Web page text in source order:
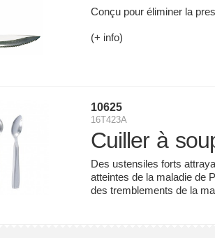
Conçu pour éliminer la
(+ info)
10625
16T423A
Cuiller à
Des ustensiles forts
atteintes de la maladie de
des tremblements de la